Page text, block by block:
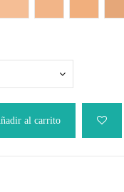
al carrito